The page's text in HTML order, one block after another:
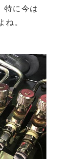
特に今は
ね。